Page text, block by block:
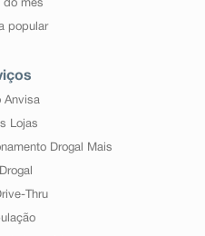
do mês
popular
Anvisa
Lojas
Drogal Mais
Thru